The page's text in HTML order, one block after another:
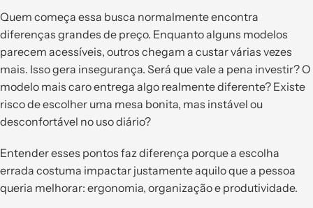
Quem começa essa busca normalmente encontra
diferenças grandes de preço. Enquanto alguns modelos
parecem acessíveis, outros chegam a custar várias vezes
mais. Isso gera insegurança. Será que vale a pena investir? O
modelo mais caro entrega algo realmente diferente? Existe
risco de escolher uma mesa bonita, mas instável ou
desconfortável no uso diário?
Entender esses pontos faz diferença porque a escolha
errada costuma impactar justamente aquilo que a pessoa
queria melhorar: ergonomia, organização e produtividade.